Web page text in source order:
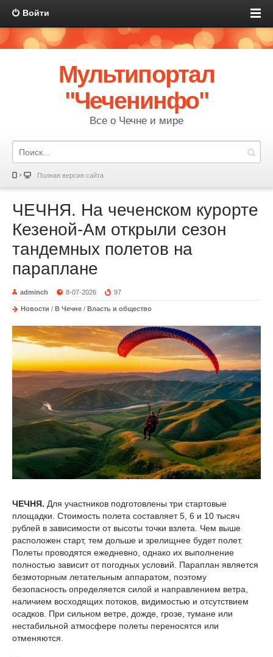
Войти
Мультипортал
"Чеченинфо"
Все о Чечне и мире
Полная версия сайта
ЧЕЧНЯ. На чеченском курорте
Кезеной-Ам открыли сезон
тандемных полетов на
параплане
adminch 8-07-2026 97
Новости / В Чечне / Власть и общество
ЧЕЧНЯ. Для участников подготовлены три стартовые
площадки. Стоимость полета составляет 5, 6 и 10 тысяч
рублей в зависимости от высоты точки взлета. Чем выше
расположен старт, тем дольше и зрелищнее будет полет.
Полеты проводятся ежедневно, однако их выполнение
полностью зависит от погодных условий. Параплан является
безмоторным летательным аппаратом, поэтому
безопасность определяется силой и направлением ветра,
наличием восходящих потоков, видимостью и отсутствием
осадков. При сильном ветре, дожде, грозе, тумане или
нестабильной атмосфере полеты переносятся или
отменяются.